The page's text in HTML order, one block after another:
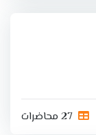
27 محاضرات